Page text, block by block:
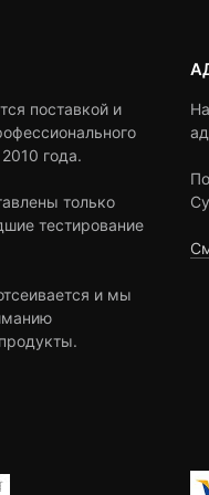
поставкой и
года.
только
тестирование
и мы